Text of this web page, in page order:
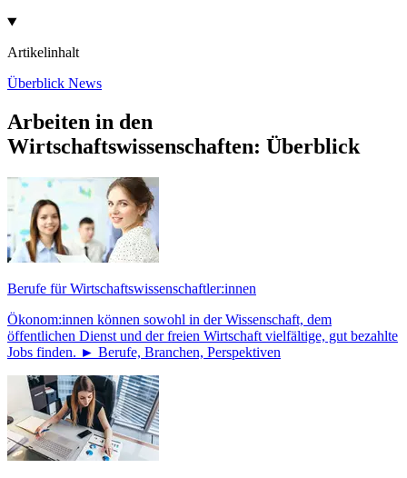
Artikelinhalt
Überblick News
Arbeiten in den
Wirtschaftswissenschaften: Überblick
Berufe für Wirtschaftswissenschaftler:innen
Ökonom:innen können sowohl in der Wissenschaft, dem
öffentlichen Dienst und der freien Wirtschaft vielfältige, gut bezahlte
Jobs finden. ► Berufe, Branchen, Perspektiven